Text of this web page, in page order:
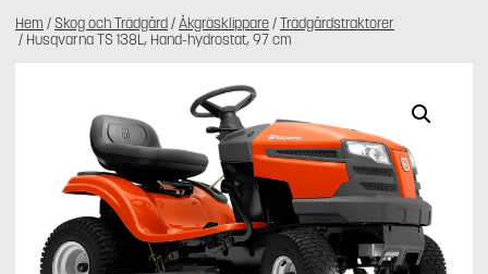
Hem / Skog och Trädgård/Åkgräsklippare/Trädgårdstraktorer
/ Husqvarna TS 138L, Hand-hydrostat, 97 cm